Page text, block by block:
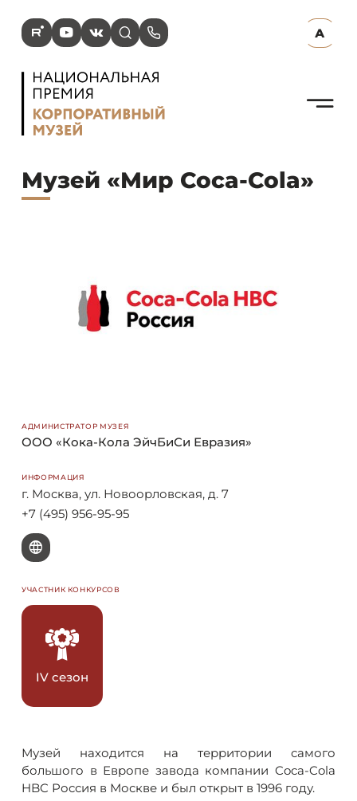
R Y V s p А
N
Музей «Мир Coca-Cola»
Музей находится на территории самого
большого в Европе завода компании Coca-Cola
HBC Россия в Москве и был открыт в 1996 году.
АДМИНИСТРАТОР МУЗЕЯ
ООО «Кока-Кола ЭйчБиСи Евразия»
ИНФОРМАЦИЯ
г. Москва, ул. Новоорловская, д. 7
+7 (495) 956-95-95
W
УЧАСТНИК КОНКУРСОВ
IV сезон